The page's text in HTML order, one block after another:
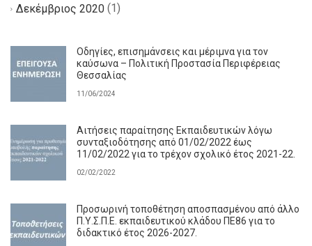
Δεκέμβριος 2020 (1)
Οδηγίες, επισημάνσεις και μέριμνα για τον
καύσωνα – Πολιτική Προστασία Περιφέρειας
Θεσσαλίας
11/06/2024
Αιτήσεις παραίτησης Εκπαιδευτικών λόγω
συνταξιοδότησης από 01/02/2022 έως
11/02/2022 για το τρέχον σχολικό έτος 2021-22.
02/02/2022
Προσωρινή τοποθέτηση αποσπασμένου από άλλο
Π.Υ.Σ.Π.Ε. εκπαιδευτικού κλάδου ΠΕ86 για το
διδακτικό έτος 2026-2027.